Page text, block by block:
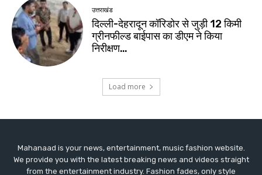
Mahanaad is your news, entertainment, music fashion website.
We provide you with the latest breaking news and videos straight
from the entertainment industry. Fashion fades, only style